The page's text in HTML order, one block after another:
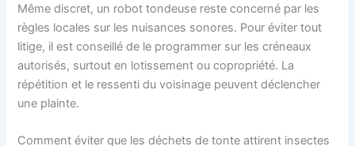
Même discret, un robot tondeuse reste concerné par les
règles locales sur les nuisances sonores. Pour éviter tout
litige, il est conseillé de le programmer sur les créneaux
autorisés, surtout en lotissement ou copropriété. La
répétition et le ressenti du voisinage peuvent déclencher
une plainte.
Comment éviter que les déchets de tonte attirent insectes